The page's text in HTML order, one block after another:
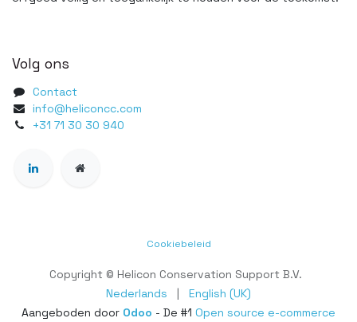
Volg ons
Contact
info@heliconcc.com
+31 71 30 30 940
Cookiebeleid
Copyright © Helicon Conservation Support B.V.
Nederlands
|
English (UK)
Aangeboden door Odoo - De #1 Open source e-commerce